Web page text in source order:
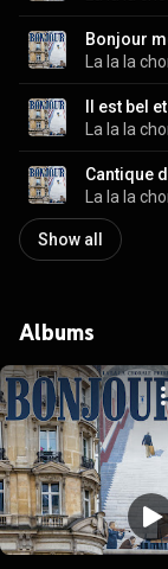
Bonjour
Il est bel
Cantique
Show all
Albums